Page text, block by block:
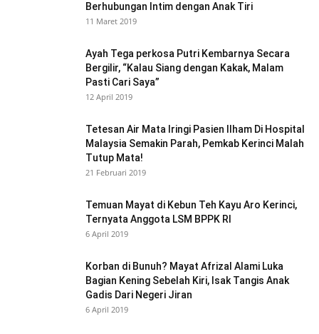
Berhubungan Intim dengan Anak Tiri
11 Maret 2019
Ayah Tega perkosa Putri Kembarnya Secara
Bergilir, “Kalau Siang dengan Kakak, Malam
Pasti Cari Saya”
12 April 2019
Tetesan Air Mata Iringi Pasien Ilham Di Hospital
Malaysia Semakin Parah, Pemkab Kerinci Malah
Tutup Mata!
21 Februari 2019
Temuan Mayat di Kebun Teh Kayu Aro Kerinci,
Ternyata Anggota LSM BPPK RI
6 April 2019
Korban di Bunuh? Mayat Afrizal Alami Luka
Bagian Kening Sebelah Kiri, Isak Tangis Anak
Gadis Dari Negeri Jiran
6 April 2019